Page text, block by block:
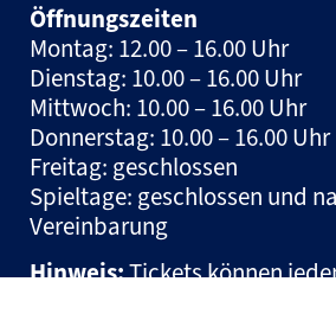
Öffnungszeiten
Montag: 12.00 – 16.00 Uhr
Dienstag: 10.00 – 16.00 Uhr
Mittwoch: 10.00 – 16.00 Uhr
Donnerstag: 10.00 – 16.00 Uhr
Freitag: geschlossen
Spieltage: geschlossen und
Vereinbarung
Hinweis:Tickets können